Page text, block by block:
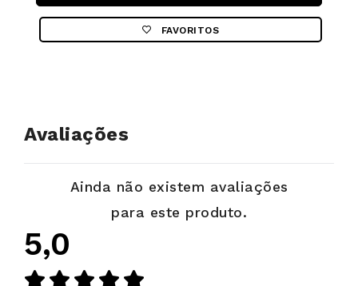
FAVORITOS
Avaliações
Ainda não existem avaliações
para este produto.
5,0